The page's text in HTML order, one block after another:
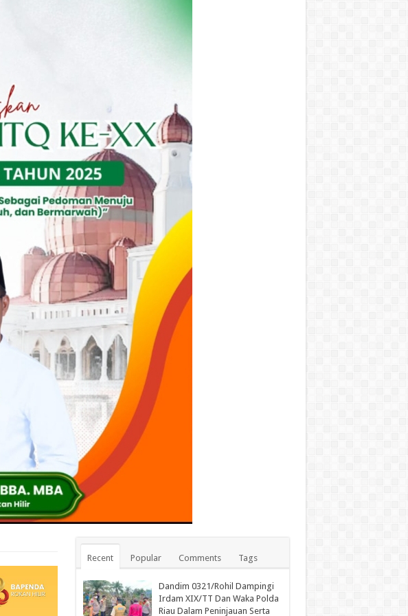
Recent
Popular Comments Tags
Dandim 0321/Rohil Dampingi
Irdam XIX/TT Dan Waka Polda
Riau Dalam Peninjauan Serta